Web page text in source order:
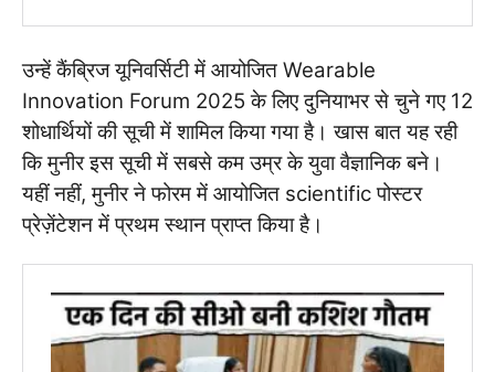
उन्हें कैंब्रिज यूनिवर्सिटी में आयोजित Wearable
Innovation Forum 2025 के लिए दुनियाभर से चुने गए 12
शोधार्थियों की सूची में शामिल किया गया है। खास बात यह रही
कि मुनीर इस सूची में सबसे कम उम्र के युवा वैज्ञानिक बने।
यहीं नहीं, मुनीर ने फोरम में आयोजित scientific पोस्टर
प्रेज़ेंटेशन में प्रथम स्थान प्राप्त किया है।